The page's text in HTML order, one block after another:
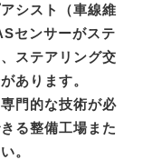
シスト（車線維
センサーがステ
ステアリング交
あります。
門的な技術が必
る整備工場また
。